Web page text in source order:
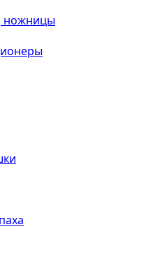
ножницы